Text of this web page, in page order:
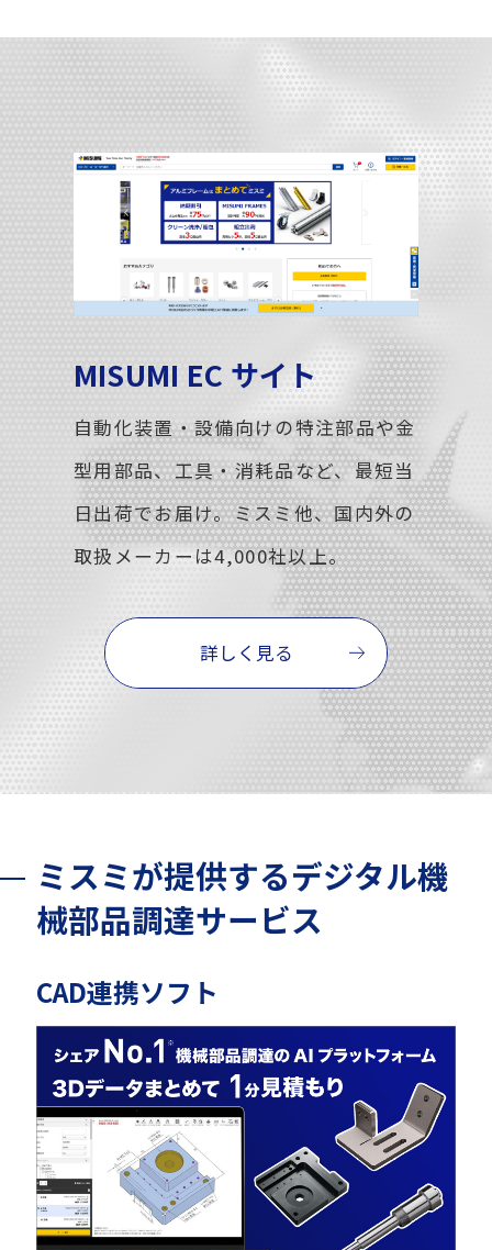
MISUMI EC サイト
自動化装置・設備向けの特注部品や金
型用部品、工具・消耗品など、最短当
日出荷でお届け。ミスミ他、国内外の
取扱メーカーは4,000社以上。
詳しく見る
ミスミが提供するデジタル機
械部品調達サービス
CAD連携ソフト